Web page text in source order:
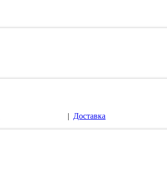
| Доставка